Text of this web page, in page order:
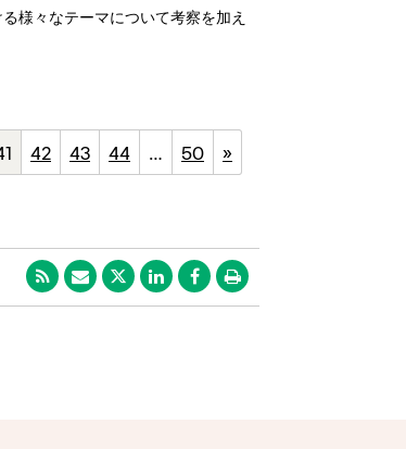
様々なテーマについて考察を加え
42 43 44 … 50 »